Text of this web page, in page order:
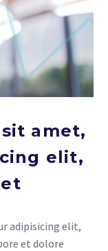
amet,
elit,
adipisicing elit,
et dolore